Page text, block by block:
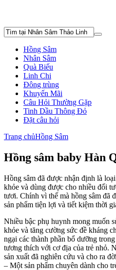
Hồng Sâm
Nhân Sâm
Quà Biếu
Linh Chi
Đông trùng
Khuyến Mãi
Câu Hỏi Thường Gặp
Tinh Dầu Thông Đỏ
Đặt câu hỏi
Trang chủHồng Sâm
Hồng sâm baby Hàn
Hồng sâm đã được nhận định là
khỏe và dùng được cho nhiều đối
tươi. Chính vì thế mà hồng sâm đã
sản phẩm tiện lợi và tiết kiệm thời
Nhiều bậc phụ huynh mong muốn
khỏe và tăng cường sức đề kháng
ngại các thành phần bổ dưỡng
tương thích với cơ địa của trẻ nhỏ.
sản xuất đã nghiên cứu và cho ra
– Một sản phẩm chuyên dành cho